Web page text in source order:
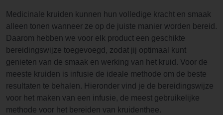
Medicinale kruiden kunnen hun volledige kracht en smaak
alleen tonen wanneer ze op de juiste manier worden bereid.
Daarom hebben we voor elk product een geschikte
bereidingswijze toegevoegd, zodat jij optimaal kunt
genieten van de smaak en werking van het kruid. Voor de
meeste kruiden is infusie de ideale methode om de beste
resultaten te behalen. Hieronder vind je de bereidingswijze
voor het maken van een infusie, de meest gebruikelijke
methode voor het bereiden van kruidenthee.